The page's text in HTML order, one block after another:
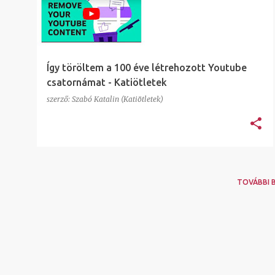
e
y
Így töröltem a 100 éve létrehozott Youtube
csatornámat - Katiötletek
szerző: Szabó Katalin (Katiötletek)
TOVÁBBI